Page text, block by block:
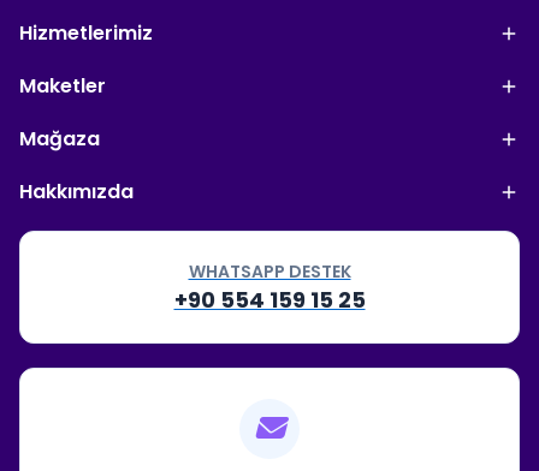
Hizmetlerimiz
Maketler
Mağaza
Hakkımızda
WHATSAPP DESTEK
+90 554 159 15 25